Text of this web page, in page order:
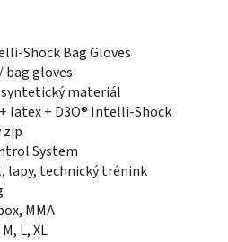
Shock Bag Gloves
bag gloves
materiál
latex + D3O® Intelli-Shock
zip
System
lapy, technický trénink
MMA
L, XL